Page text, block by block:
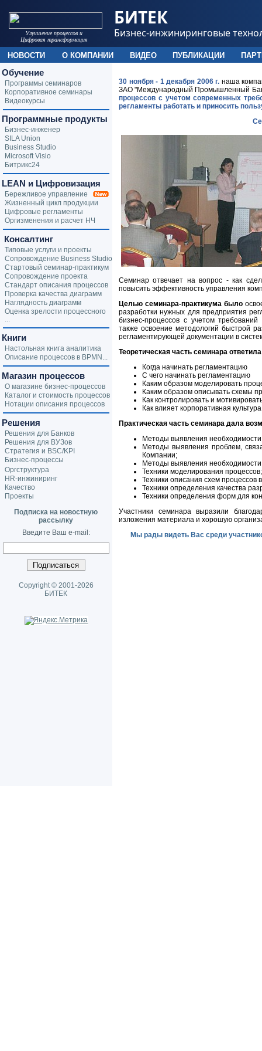
30 ноября - 1 декабря 2006 г. наша
ЗАО "Международный Промышленный
процессов с учетом современных
регламенты работать и приносить
Семинар отвечает на вопрос - как
повысить эффективность управления
Целью семинара-практикума было
разработки нужных для предприятия
бизнес-процессов с учетом
также освоение методологий быстрой
регламентирующей документации в
Теоретическая часть семинара
Когда начинать регламентацию
С чего начинать регламентацию
Каким образом моделировать
Каким образом описывать схемы
Как контролировать и
Как влияет корпоративная
Практическая часть семинара дала
Методы выявления
Методы выявления проблем,
Компании;
Методы выявления необходимости
Техники моделирования процессов;
Техники описания схем процессов
Техники определения качества
Техники определения форм для
Участники семинара выразили
изложения материала и хорошую
Мы рады видеть Вас среди
Обучение
Программы семинаров
Корпоративное семинары
Видеокурсы
Программные продукты
Бизнес-инженер
SILA Union
Business Studio
Microsoft Visio
Битрикс24
LEAN и Цифровизация
Бережливое управление
Жизненный цикл продукции
Цифровые регламенты
Оргизменения и расчет НЧ
Консалтинг
Типовые услуги и проекты
Сопровождение Business Studio
Стартовый семинар-практикум
Сопровождение проекта
Стандарт описания процессов
Проверка качества диаграмм
Наглядность диаграмм
Оценка зрелости процессного
...
Книги
Настольная книга аналитика
Описание процессов в BPMN...
Магазин процессов
О магазине бизнес-процессов
Каталог и стоимость процессов
Нотации описания процессов
Решения
Решения для Банков
Решения для ВУЗов
Стратегия и BSC/KPI
Бизнес-процессы
Оргструктура
HR-инжиниринг
Качество
Проекты
Подписка на новостную
рассылку
Введите Ваш e-mail:
Copyright © 2001-2026
БИТЕК
Улучшение процессов и
Цифровая трансформация
БИТЕК
Бизнес-инжиниринговые
НОВОСТИ О КОМПАНИИ ВИДЕО ПУБЛИКАЦИИ